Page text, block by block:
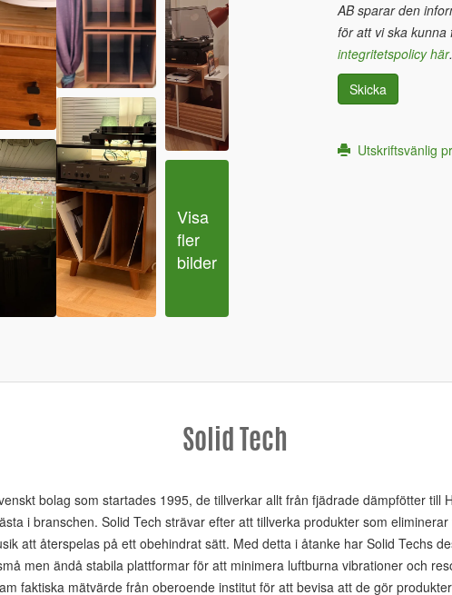
Visa
fler
bilder
AB sparar den
för att vi ska
integritetspolicy här.
Skicka
Utskriftsvänlig
Solid Tech
bolag som startades 1995, de tillverkar allt från fjädrade dämpfötter till
i branschen. Solid Tech strävar efter att tillverka produkter som
att återspelas på ett obehindrat sätt. Med detta i åtanke har Solid Techs
men ändå stabila plattformar för att minimera luftburna vibrationer och
faktiska mätvärde från oberoende institut för att bevisa att de gör